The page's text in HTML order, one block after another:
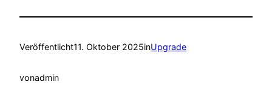
Veröffentlicht11. Oktober 2025inUpgrade
vonadmin